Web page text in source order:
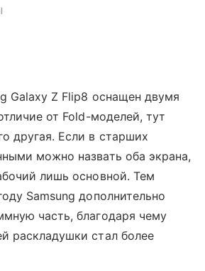
Galaxy Z Flip8 оснащен двумя
от Fold-моделей, тут
другая. Если в старших
можно назвать оба экрана,
лишь основной. Тем
Samsung дополнительно
часть, благодаря чему
раскладушки стал более